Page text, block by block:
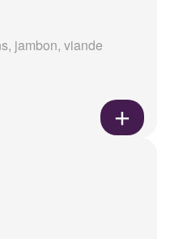
jambon, viande